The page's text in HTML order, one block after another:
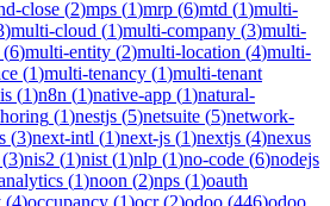
close (2)mps (1)mrp (6)mtd (1)multi-
)multi-cloud (1)multi-company (3)multi-
(6)multi-entity (2)multi-location (4)multi-
(1)multi-tenancy (1)multi-tenant
(1)n8n (1)native-app (1)natural-
(1)nestjs (5)netsuite (5)network-
(3)next-intl (1)next-js (1)nextjs (4)nexus
(3)nis2 (1)nist (1)nlp (1)no-code (6)nodejs
(1)noon (2)nps (1)oauth
(4)occupancy (1)ocr(2)odoo (446)odoo